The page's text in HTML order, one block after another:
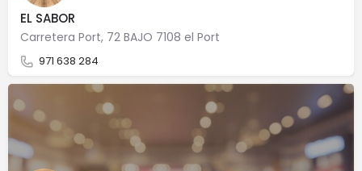
EL SABOR
Carretera Port, 72 BAJO 7108 el Port
971 638 284